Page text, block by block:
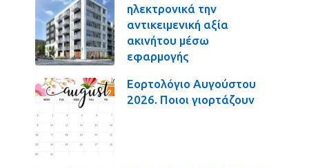
ηλεκτρονικά την
αντικειμενική αξία
ακινήτου μέσω
εφαρμογής
Εορτολόγιο Αυγούστου
2026. Ποιοι γιορτάζουν